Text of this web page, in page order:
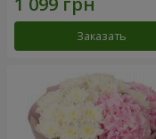
Заказать